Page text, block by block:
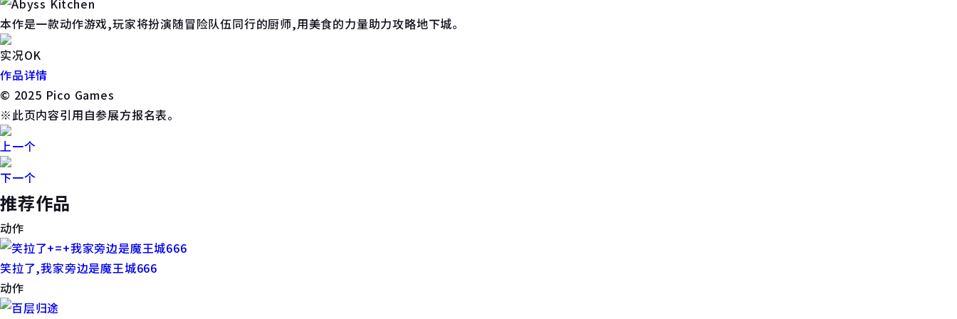
本作是一款动作游戏,玩家将扮演随冒险队伍同行的厨师,用美食的力量助力攻略地下城。
实况OK
作品详情
© 2025 Pico Games
※此页内容引用自参展方报名表。
上一个
下一个
推荐作品
动作
笑拉了,我家旁边是魔王城666
动作